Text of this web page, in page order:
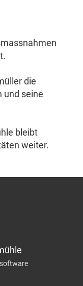
die
und seine
bleibt
weiter.